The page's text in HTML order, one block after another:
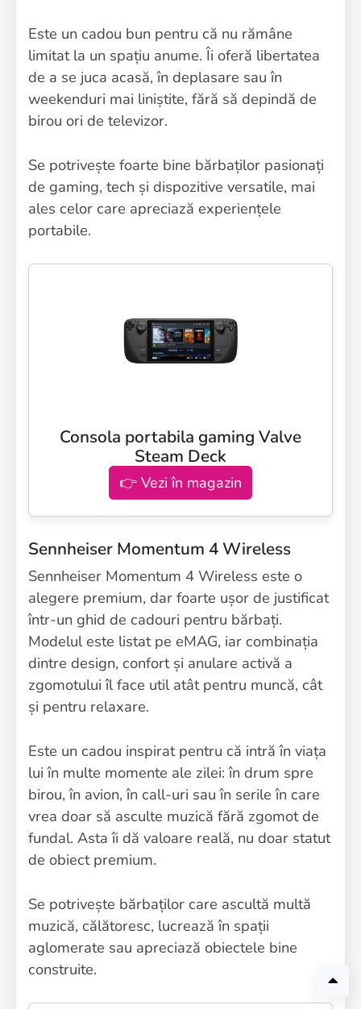
Este un cadou bun pentru că nu rămâne
limitat la un spațiu anume. Îi oferă libertatea
de a se juca acasă, în deplasare sau în
weekenduri mai liniștite, fără să depindă de
birou ori de televizor.
Se potrivește foarte bine bărbaților pasionați
de gaming, tech și dispozitive versatile, mai
ales celor care apreciază experiențele
portabile.
Consola portabila gaming Valve
Steam Deck
👉 Vezi în magazin
Sennheiser Momentum 4 Wireless
Sennheiser Momentum 4 Wireless este o
alegere premium, dar foarte ușor de justificat
într-un ghid de cadouri pentru bărbați.
Modelul este listat pe eMAG, iar combinația
dintre design, confort și anulare activă a
zgomotului îl face util atât pentru muncă, cât
și pentru relaxare.
Este un cadou inspirat pentru că intră în viața
lui în multe momente ale zilei: în drum spre
birou, în avion, în call-uri sau în serile în care
vrea doar să asculte muzică fără zgomot de
fundal. Asta îi dă valoare reală, nu doar statut
de obiect premium.
Se potrivește bărbaților care ascultă multă
muzică, călătoresc, lucrează în spații
aglomerate sau apreciază obiectele bine
construite.